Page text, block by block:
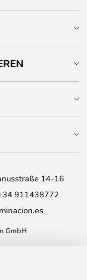
14-16
911438772
GmbH